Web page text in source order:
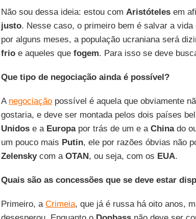
Não sou dessa ideia: estou com Aristótelesem
justo. Nesse caso, o primeiro bem é salvar a
por alguns meses, a população ucraniana será
frioe aqueles que fogem. Para isso se deve
Que tipo de negociação ainda é possível?
A negociaçãopossível é aquela que obviamente
gostaria, e deve ser montada pelos dois países
Unidose a Europapor trás de um e a Chinado
um pouco mais Putin, ele por razões óbvias não
Zelenskycom a OTAN, ou seja, com os EUA.
Quais são as concessões que se deve estar
Primeiro, a Crimeia, que já é russa há oito anos,